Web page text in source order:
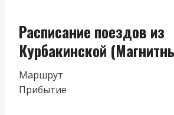
Расписание поездов из
Курбакинской
Маршрут
Прибытие